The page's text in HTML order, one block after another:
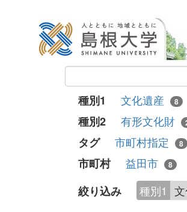
種別1 文化遺産 8
種別2 有形文化財
タグ 市町村指定 8
市町村 益田市 8
絞り込み 種別1